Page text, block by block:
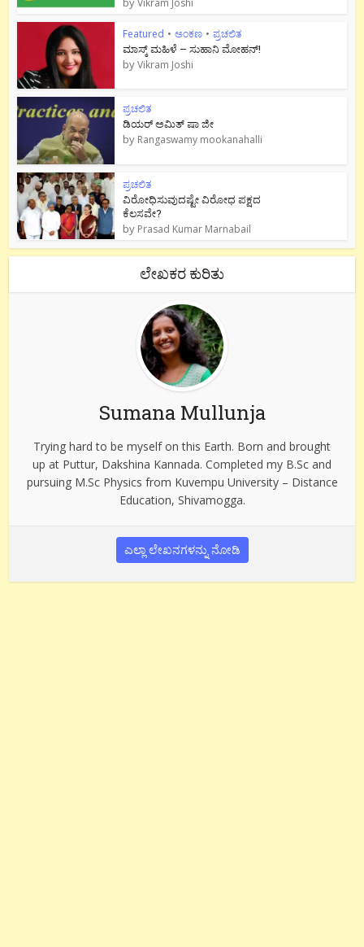
Featured • ಅಂಕಣ • ಪ್ರಚಲಿತ
ಮಾಸ್ಕ್ ಮಹಿಳೆ – ಸುಹಾನಿ ಮೋಹನ್!
byVikram Joshi
ಪ್ರಚಲಿತ
ಡಿಯರ್ ಅಮಿತ್ ಷಾ ಜೀ
by Rangaswamy mookanahalli
ಪ್ರಚಲಿತ
ವಿರೋಧಿಸುವುದಷ್ಟೇ ವಿರೋಧ ಪಕ್ಷದ
ಕೆಲಸವೇ?
by Prasad Kumar Marnabail
ಲೇಖಕರ ಕುರಿತು
Sumana Mullunja
Trying hard to be myself on this Earth. Born and brought
up at Puttur, Dakshina Kannada. Completed my B.Sc and
pursuing M.Sc Physics from Kuvempu University – Distance
Education, Shivamogga.
ಎಲ್ಲಾ ಲೇಖನಗಳನ್ನು ನೋಡಿ